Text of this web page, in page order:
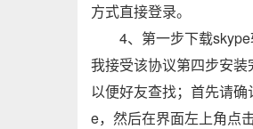
方式直接登录。
4、第一步下载
我接受该协议第四步安装
以便好友查找；首先请
e，然后在界面左上角点